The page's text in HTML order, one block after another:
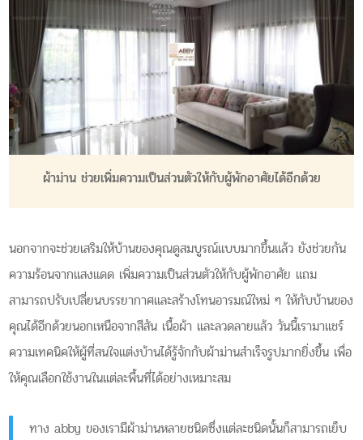
ผ้าม่าน ช่วยเพิ่มความเป็นส่วนตัวให้กับผู้พักอาศัยได้อีกด้วย
นอกจากจะช่วยเสริมให้บ้านของคุณดูสมบูรณ์แบบมากขึ้นแล้ว ยังช่วยกัน
ความร้อนจากแสงแดด เพิ่มความเป็นส่วนตัวให้กับผู้พักอาศัย แถม
สามารถปรับเปลี่ยนบรรยากาศและสร้างโทนอารมณ์ใหม่ ๆ ให้กับบ้านของ
คุณได้อีกด้วยนอกเหนือจากสีสัน เนื้อผ้า และลวดลายแล้ว วันนี้เรามาแชร์
ความเทคนิคให้ผู้ที่สนใจแต่งบ้านได้รู้จักกับผ้าม่านสำเร็จรูปมากยิ่งขึ้น เพื่อ
ให้คุณเลือกใช้งานในแต่ละพื้นที่ได้อย่างเหมาะสม
ทาง abby ของเรามีผ้าม่านหลายชนิดซึ่งแต่ละชนิดนั้นก็สามารถเย็บ